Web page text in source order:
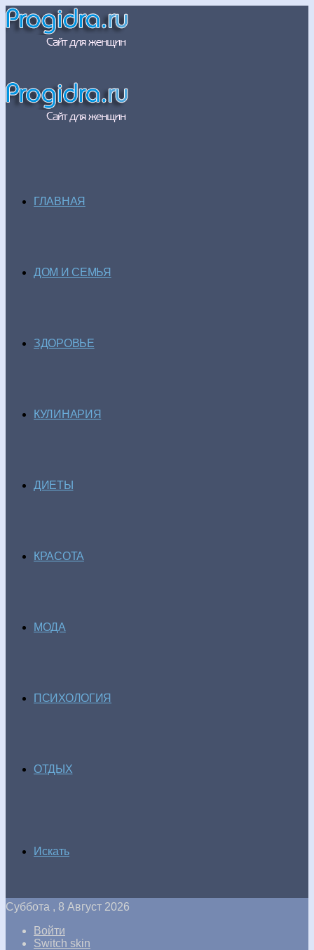
ГЛАВНАЯ
ДОМ И СЕМЬЯ
ЗДОРОВЬЕ
КУЛИНАРИЯ
ДИЕТЫ
КРАСОТА
МОДА
ПСИХОЛОГИЯ
ОТДЫХ
Искать
Суббота , 8 Август 2026
Войти
Switch skin